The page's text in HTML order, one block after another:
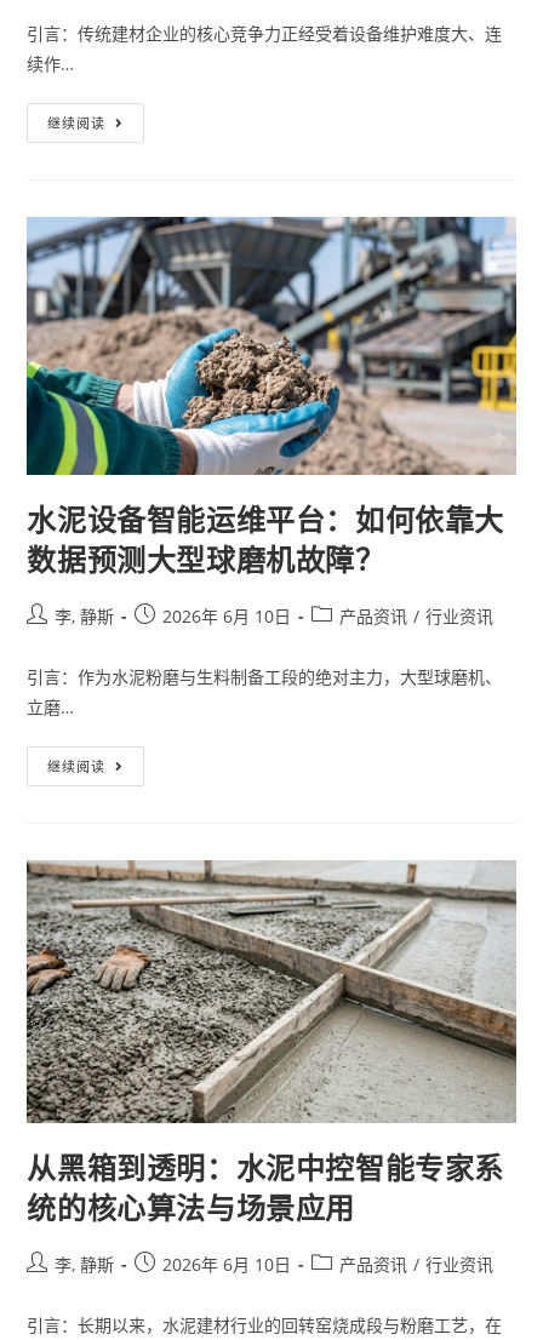
引言：传统建材企业的核心竞争力正经受着设备维护难度大、连
续作…
继续阅读
水泥设备智能运维平台：如何依靠大
数据预测大型球磨机故障？
李, 静斯 2026年 6月 10日 产品资讯 / 行业资讯
引言：作为水泥粉磨与生料制备工段的绝对主力，大型球磨机、
立磨…
继续阅读
从黑箱到透明：水泥中控智能专家系
统的核心算法与场景应用
李, 静斯 2026年 6月 10日 产品资讯 / 行业资讯
引言：长期以来，水泥建材行业的回转窑烧成段与粉磨工艺，在